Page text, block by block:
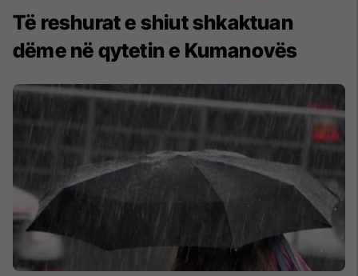
Të reshurat e shiut shkaktuan
dëme në qytetin e Kumanovës